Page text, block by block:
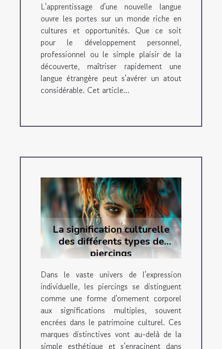
L'apprentissage d'une nouvelle langue
ouvre les portes sur un monde riche en
cultures et opportunités. Que ce soit
pour le développement personnel,
professionnel ou le simple plaisir de la
découverte, maîtriser rapidement une
langue étrangère peut s'avérer un atout
considérable. Cet article...
La signification culturelle
des différents types de
piercings
Dans le vaste univers de l'expression
individuelle, les piercings se distinguent
comme une forme d'ornement corporel
aux significations multiples, souvent
encrées dans le patrimoine culturel. Ces
marques distinctives vont au-delà de la
simple esthétique et s'enracinent dans